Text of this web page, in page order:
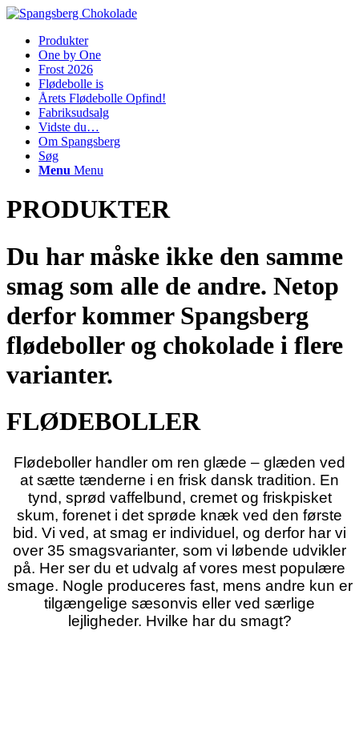
Produkter
One by One
Frost 2026
Flødebolle is
Årets Flødebolle Opfind!
Fabriksudsalg
Vidste du…
Om Spangsberg
Søg
Menu Menu
PRODUKTER
Du har måske ikke den samme
smag som alle de andre. Netop
derfor kommer Spangsberg
flødeboller og chokolade i flere
varianter.
FLØDEBOLLER
Flødeboller handler om ren glæde – glæden ved
at sætte tænderne i en frisk dansk tradition. En
tynd, sprød vaffelbund, cremet og friskpisket
skum, forenet i det sprøde knæk ved den første
bid. Vi ved, at smag er individuel, og derfor har vi
over 35 smagsvarianter, som vi løbende udvikler
på. Her ser du et udvalg af vores mest populære
smage. Nogle produceres fast, mens andre kun er
tilgængelige sæsonvis eller ved særlige
lejligheder. Hvilke har du smagt?